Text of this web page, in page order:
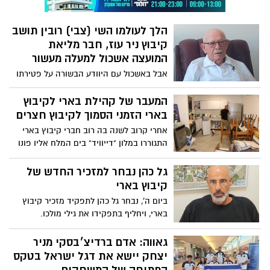
מדיטציה ויוגה, והעניקה להם תקווה וכוח
כרמל עוד הייתה בחיים, אך נרצחה באכזריות
בידי ארגון הטרור חמאס. הלוויתה תערך היום
2.9 בשעה 17:00 בקיבוץ בארי יהי זכרה ברוך.
הלך לעולמו השי (צבי) רובין תושב
קיבוץ ניר עוז, חבר מליאת
המועצה אשכול למעלה מעשור
אבל באשכול עם היוודע הבשורה על פטירתו
של חברנו השי (צבי) רובין מקיבוץ ניר עוז,
חבר מליאת המועצה זה למעלה מעשור. השי
היקר בן ה-80 מותיקי אשכול מילא לאורך
ומשמעותיים באשכול: בקיבוץ ניר עוז, בקידום
ופיתוח החקלאות האזורית בין היתר כיו״ר
ומעורב במליאת המועצה.
המעבר של קהילת בארי לקיבוץ
בארי הזמני הסמוך לקיבוץ חצרים
אחרי קרוב לשנה בה רוב חברי קיבוץ בארי
התגוררו במלון "דייוויד" בים המלח אליו פונו
לאחר טבח השבעה באוקטובר, בימים אלו
מתקיים המעבר למגורים הזמניים בשטחים
הסמוכים לקיבוץ חצרים.
גל כהן נבחר למזכיר החדש של
קיבוץ בארי
ביום ה', נבחר גל כהן לתפקיד מזכיר קיבוץ
בארי, ויחליף בתפקידו את גילי מולכו.
הקדנציה שתחל בראשון באוקטובר תיארך
כ-3 שנים.
גאווה: אדם ברדיצ׳בסקי מניר
יצחק יישא את דגל ישראל בטקס